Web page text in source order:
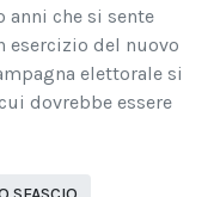
anni che si sente
esercizio del nuovo
elettorale si
dovrebbe essere